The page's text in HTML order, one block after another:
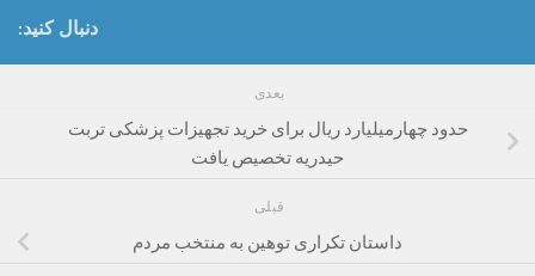
دنبال کنید:
بعدی
حدود چهارمیلیارد ریال برای خرید تجهیزات پزشکی تربت
حیدریه تخصیص یافت
قبلی
داستان تکراری توهین به منتخب مردم